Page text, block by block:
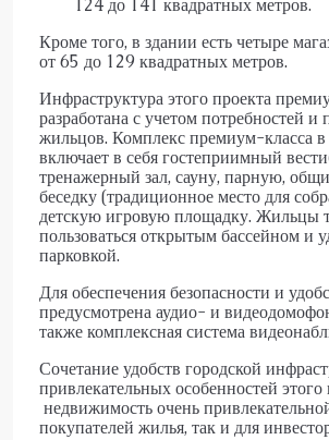
Кроме того, в здании есть четыре
от 65 до 129 квадратных метров.
Инфраструктура этого проекта
разработана с учетом потребностей и
жильцов. Комплекс премиум-класса
включает в себя гостеприимный
тренажерный зал, сауну, парную,
беседку (традиционное место для
детскую игровую площадку. Жильцы
пользоваться открытым бассейном и
парковкой.
Для обеспечения безопасности и
предусмотрена аудио- и
также комплексная система
Сочетание удобств городской
привлекательных особенностей
недвижимость очень
покупателей жилья, так и для